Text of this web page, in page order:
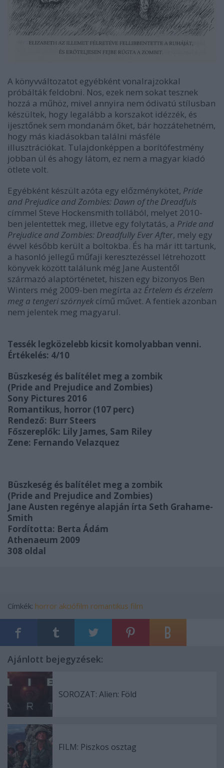
A könyvváltozatot egyébként vonalrajzokkal
próbálták feldobni. Nos, ezek nem sokat tesznek
hozzá a műhöz, mivel annyira nem ódivatú stílusban
készültek, hogy legalább a korszakot idézzék, és
ijesztőnek sem mondanám őket, bár hozzátehetném,
hogy más kiadásokban találni másféle
illusztrációkat. Tulajdonképpen a borítófestmény
jobban ül és ahogy látom, ez nem a magyar kiadó
ötlete volt.
Egyébként készült azóta egy előzménykötet, Pride
and Prejudice and Zombies: Dawn of the Dreadfuls
címmel Steve Hockensmith tollából, melyet 2010-
ben jelentettek meg, illetve egy folytatás, a Pride and
Prejudice and Zombies: Dreadfully Ever After, mely egy
évvel később került a boltokba. És ha már itt tartunk,
a hasonló jellegű műfaji keresztezéssel létrehozott
könyvek között találunk még Jane Austentől
származó alaptörténetet, hiszen egy bizonyos Ben
Winters még 2009-ben megírta az Értelem és érzelem
meg a tengeri szörnyek című művet. A fentiek azonban
nem jelentek meg magyarul.
Tessék legközelebb kicsit komolyabban venni.
Értékelés: 4/10
Büszkeség és balítélet meg a zombik
(Pride and Prejudice and Zombies)
Sony Pictures 2016
Romantikus, horror (107 perc)
Rendező: Burr Steers
Főszereplők: Lily James, Sam Riley
Zene: Fernando Velazquez
Büszkeség és balítélet meg a zombik
(Pride and Prejudice and Zombies)
Jane Austen regénye alapján írta Seth Grahame-
Smith
Fordította: Berta Ádám
Athenaeum 2009
308 oldal
Címkék: horror akciófilm romantikus film
Ajánlott bejegyzések:
SOROZAT: Alien: Föld
FILM: Piszkos osztag